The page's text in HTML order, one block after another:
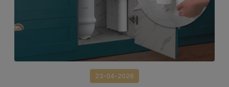
23-04-2026